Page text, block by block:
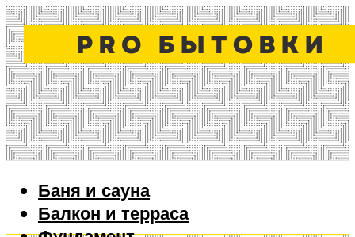
Баня и сауна
Балкон и терраса